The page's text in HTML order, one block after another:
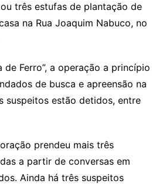
três estufas de plantação de
na Rua Joaquim Nabuco, no
de Ferro”, a operação a princípio
de busca e apreensão na
suspeitos estão detidos, entre
prendeu mais três
a partir de conversas em
Ainda há três suspeitos